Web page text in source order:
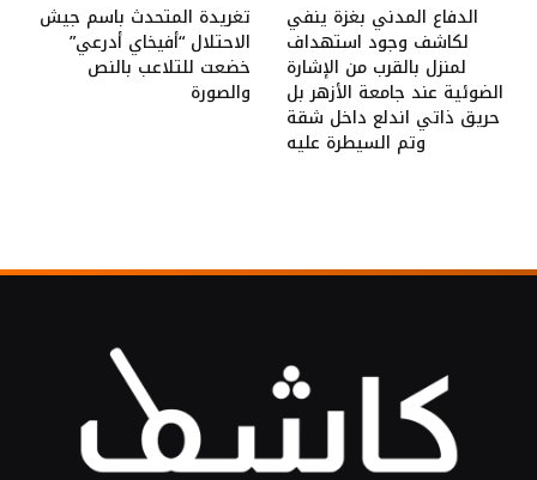
الدفاع المدني بغزة ينفي
لكاشف وجود استهداف
لمنزل بالقرب من الإشارة
الضوئية عند جامعة الأزهر بل
حريق ذاتي اندلع داخل شقة
وتم السيطرة عليه
تغريدة المتحدث باسم جيش
الاحتلال “أفيخاي أدرعي”
خضعت للتلاعب بالنص
والصورة